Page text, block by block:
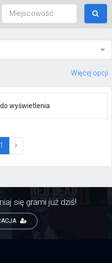
Więcej opcji
wyświetlenia
1 (current)
się grami już dziś!